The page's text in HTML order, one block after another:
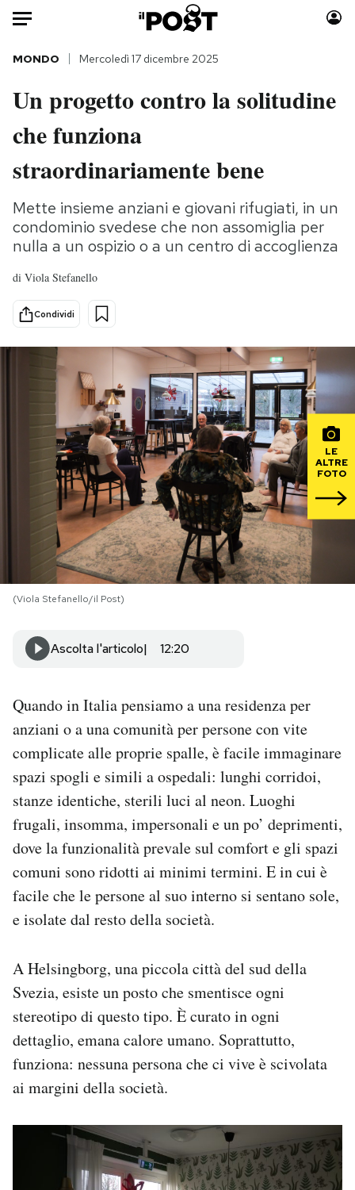
Auto
HOME
Italia
Politica
Tecnologia
Internet
Scienza
Cultura
Sport
Consumismi
Storie/Idee
Ok Boomer!
Media
PODCAST
NEWSLETTER
I MIEI PREFERITI
SHOP
CALENDARIO
AREA PERSONALE
Newsletter
Notifiche mobile
Hai bisogno di aiuto?
Esci
MONDO Mercoledì 17 dicembre 2025
Un progetto contro la solitudine
che funziona
straordinariamente bene
Mette insieme anziani e giovani rifugiati, in un
condominio svedese che non assomiglia per
nulla a un ospizio o a un centro di accoglienza
di Viola Stefanello
Condividi
LE
ALTRE
FOTO
(Viola Stefanello/il Post)
Ascolta l'articolo 12:20
Quando in Italia pensiamo a una residenza per
anziani o a una comunità per persone con vite
complicate alle proprie spalle, è facile immaginare
spazi spogli e simili a ospedali: lunghi corridoi,
stanze identiche, sterili luci al neon. Luoghi
frugali, insomma, impersonali e un po’ deprimenti,
dove la funzionalità prevale sul comfort e gli spazi
comuni sono ridotti ai minimi termini. E in cui è
facile che le persone al suo interno si sentano sole,
e isolate dal resto della società.
A Helsingborg, una piccola città del sud della
Svezia, esiste un posto che smentisce ogni
stereotipo di questo tipo. È curato in ogni
dettaglio, emana calore umano. Soprattutto,
funziona: nessuna persona che ci vive è scivolata
ai margini della società.